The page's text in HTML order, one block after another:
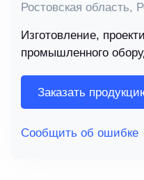
Ростовская область,
Изготовление,
промышленного
Заказать
Сообщить об ошибке